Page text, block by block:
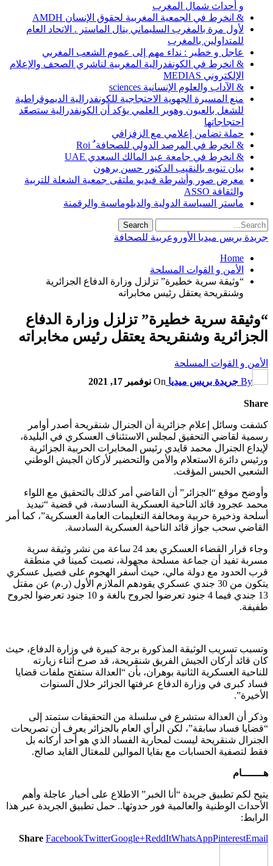
و أحداث شمال المغرب
& انخرط في الجمعية المغربية لحقوق الإنسان AMDH
لأول مرة بالمغرب السليماني ينال الماستر . الاتحاد العام
للمتداولين بالمغرب
عاجل و خطير : نداء مهم إلى عموم الشعب المغربي
& انخرط في الكونفدرالية المغربية لناشري الصحف والإعلام
الإلكتروني MEDIAS
& الآداب والعلوم الإنسانية sciences
منع المسيرة الجهوية الاحتجاجية للكونفدرالية الديموقراطية
للشغل بالعيون وهوير العلمي يؤكد أن الكونفدرالية ستصعّد
احتجاجاتها
حملة تضامن إعلامي مع الزفزافي
& انخرط في المرصد الدولي للصحافة ٌ Roi
& انخرط في جامعة عبد المالك السعدي UAE
بيان تنويه بالنقيب الدكتور حسن برهون
معرض صور وأشرطة فيديو ملتقى جمعية الشعلة للتربية
والثقافة ASSO
ماستر السياسة الدولية والدبلوماسية والرقمنة
جريدة بريس ميديا الأوروعربية للصحافة
Home
الأمن و القوات المسلحة
“وثيقة سرية خطيرة” تزلزل وزارة الدفاع الجزائرية
وشنقريحة يعتقل رئيس مخابراته
“وثيقة سرية خطيرة” تزلزل وزارة الدفاع
الجزائرية وشنقريحة يعتقل رئيس مخابراته
الأمن و القوات المسلحة
By جريدة بريس ميديا On نوفمبر 17, 2021
Share
كشفت وسائل إعلام جزائرية أن الجنرال شنقريحة أصدر أوامر
رسمية لقاضي التحقيق لمجلس الاستئناف العسكري في البليدة،
لإيداع الجنرال محمد قايدي رئيس المخابرات الحربية الجزائرية
ورئيس دائرة الاستعلام والأمن والتحضير لأركان الجيش الوطني
الشعبي الحبس المؤقت.
وأوضح موقع “الجزائر” أن القاضي أمر كذلك بالتحقيق مع اللواء
محمد عجرود قائد الناحية العسكرية السادسة، في قضية “تبديد
أسلحة وذخيرة حربية ومخالفة التعليمات العامة العسكرية”، كما أمر
القاضي سحب جواز قائد الناحية العسكرية السادسة.
وجاء قرار القضاء العسكري بعد 24 ساعة من نشر وثيقة سرية
مسربة تفيد أن جماعة مسلحة مجهولة، نصبت كمينا في منطقة
قرب الحدود مع دولة مالي، حيث أسفر الهجوم على فصيل عسكري
يتكون من 30 جندي عسكري يقودهم الملازم الأول (ر.م) عن مقتل
13 جندي فيما 4 جنود تعرضوا لجروح بالغة و 10 جنود تعرضوا لجروح
طفيفة.
وتسبب تسريب الوثيقة المذكورة برجة كبيرة في وزارة الدفاع، حيث
كان قائد أركان الجيش الفريق شنقريحة، قد صرح أثناء زيارته
للناحية العسكرية الثانية بوهران، بأن “العدالة ستفتح ملفات قضايا
فساد كبرى في وزارة الدفاع عرفتها الجزائر خلال السنوات
الأخيرة”.
وذكر أن العدالة ستشرع في سلسلة من التحقيقات ستمتد إلى
“قضايا فساد سابقة”، لكن الرأي العام بالجزائر يعرف أن تصريحات
الجنرال شنقريحة ليست لمحاربة الفساد الذي هو أحد أركانه بل
فقط لتصفية الحسابات مع بقايا الموالين للمغتال القايد صالح.
هـــــــام
يتيح لكم تطبيق جريدة “أنا الخبر” الاطلاع على أخبار عاجلة وأهم
الأحداث الوطنية والعالمية فور حدوثها.. حمل تطبيق الجريدة عبر هذا
الرابط:
Share FacebookTwitterGoogle+ReddItWhatsAppPinterestEmail